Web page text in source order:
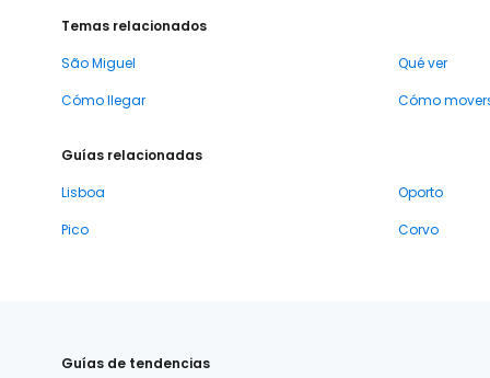
Temas relacionados
São Miguel
Qué ver
Cómo llegar
Cómo
Guías relacionadas
Lisboa
Oporto
Pico
Corvo
Guías de tendencias